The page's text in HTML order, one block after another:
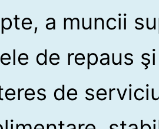
a muncii
de repaus
de